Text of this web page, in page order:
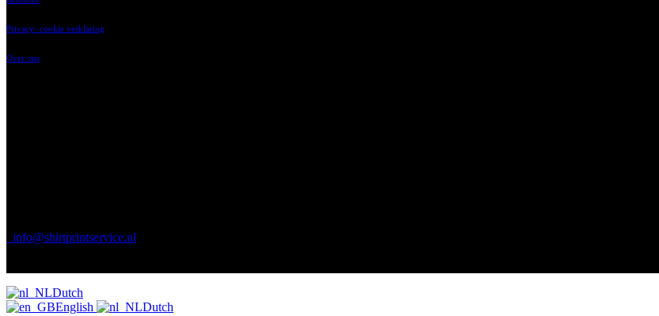
Privacy- cookie verklaring
Over ons
info@shirtprintservice.nl
Dutch
English
Dutch